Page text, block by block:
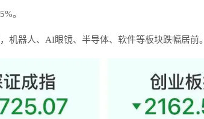
。
机器人、AI眼镜、半导体、软件等板块跌幅居前。